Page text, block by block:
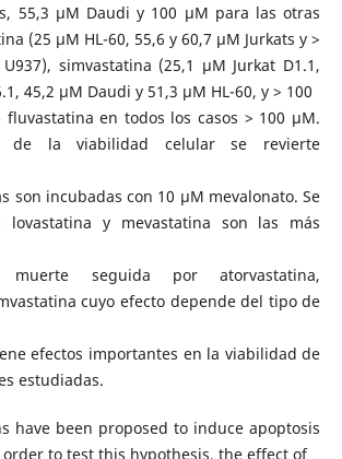
55,3 μM Daudi y 100 μM para las otras
(25 μM HL-60, 55,6 y 60,7 μM Jurkats y >
simvastatina (25,1 μM Jurkat D1.1,
45,2 μM Daudi y 51,3 μM HL-60, y > 100
fluvastatina en todos los casos > 100 μM.
de la viabilidad celular se revierte
son incubadas con 10 μM mevalonato. Se
lovastatina y mevastatina son las más
muerte seguida por atorvastatina,
cuyo efecto depende del tipo de
efectos importantes en la viabilidad de
estudiadas.
have been proposed to induce apoptosis
to test this hypothesis, the effect of